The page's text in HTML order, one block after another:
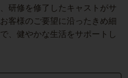
研修を修了したキャストがサ
客様のご要望に沿ったきめ細
、健やかな生活をサポートし